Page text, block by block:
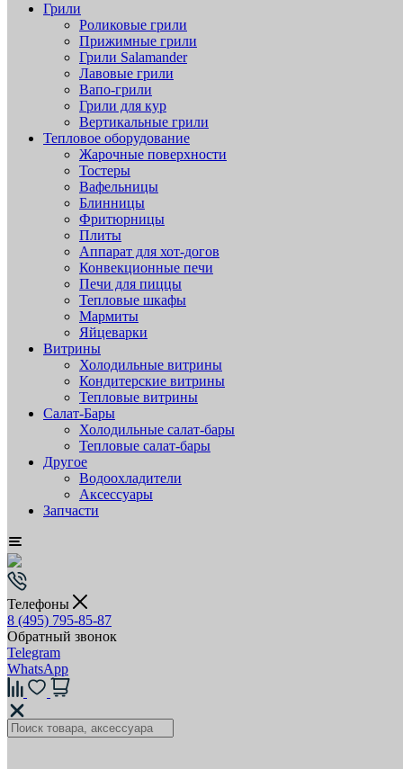
Грили
Роликовые грили
Прижимные грили
Грили Salamander
Лавовые грили
Вапо-грили
Грили для кур
Вертикальные грили
Тепловое оборудование
Жарочные поверхности
Тостеры
Вафельницы
Блинницы
Фритюрницы
Плиты
Аппарат для хот-догов
Конвекционные печи
Печи для пиццы
Тепловые шкафы
Мармиты
Яйцеварки
Витрины
Холодильные витрины
Кондитерские витрины
Тепловые витрины
Салат-Бары
Холодильные салат-бары
Тепловые салат-бары
Другое
Водоохладители
Аксессуары
Запчасти
Телефоны
8 (495) 795-85-87
Обратный звонок
Telegram
WhatsApp